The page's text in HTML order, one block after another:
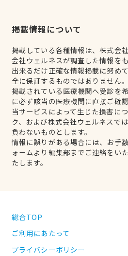
掲載情報について
掲載している各種情報は、株式会
会社ウェルネスが調査した情報を
出来るだけ正確な情報掲載に努め
全に保証するものではありません。
掲載されている医療機関へ受診を
に必ず該当の医療機関に直接ご確認
当サービスによって生じた損害に
ク、および株式会社ウェルネスで
負わないものとします。
情報に誤りがある場合には、お手
ォームより編集部までご連絡をい
たします。
総合TOP
ご利用にあたって
プライバシーポリシー